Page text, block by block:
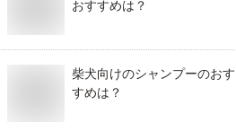
おすすめは？
柴犬向けのシャンプーのおす
すめは？